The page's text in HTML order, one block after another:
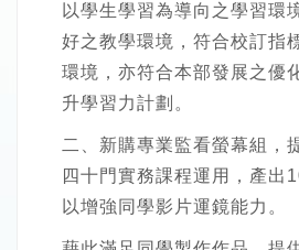
以學生學習為導向之學習環
好之教學環境，符合校訂指
環境，亦符合本部發展之優
升學習力計劃。
二、新購專業監看螢幕組，
四十門實務課程運用，產出
以增強同學影片運鏡能力。